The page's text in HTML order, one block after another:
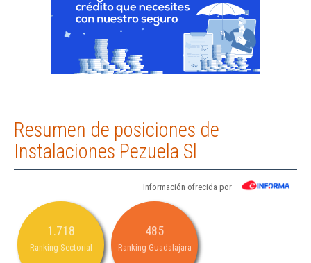
Resumen de posiciones de
Instalaciones Pezuela Sl
Información ofrecida por
1.718
Ranking Sectorial
485
Ranking Guadalajara